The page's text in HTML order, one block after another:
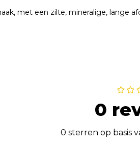
met een zilte, mineralige, lange
0
0 sterren op basis